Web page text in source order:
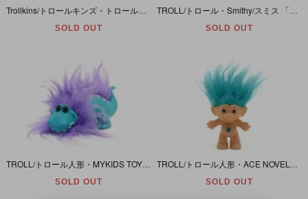
Trollkins/トロールキンズ・トロール人形・ACME・Keychain＆Pencil Topper/キーチェーン(キーホルダー)＆ペンシルトッパー・Pink/ピンク・1991年
SOLD OUT SOLD OUT
TROLL/トロール人形・MYKIDS TOY/マイキッズトイ 「パープル×ブルー/DINO TROLLS・ディノ(ダイノ)トロール・恐竜」 ダメージ有
SOLD OUT SOLD OUT